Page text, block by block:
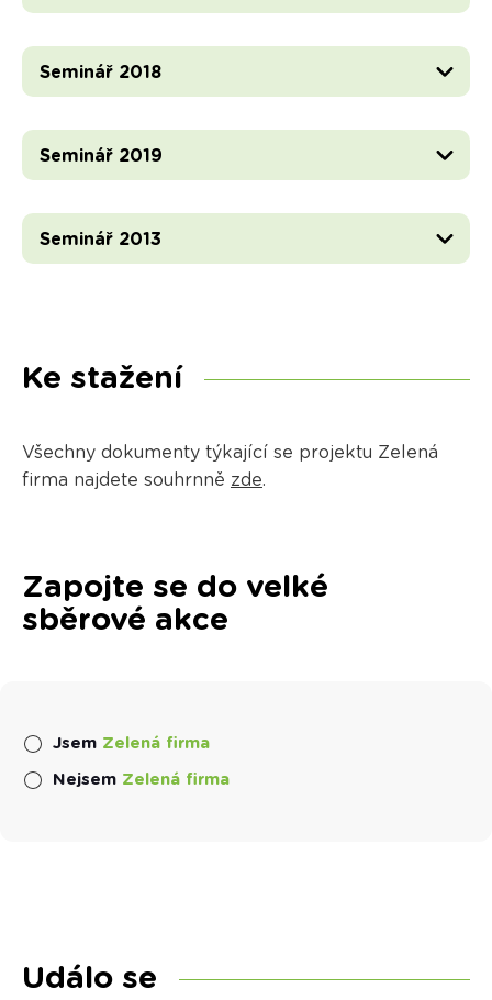
Seminář 2018
Seminář 2019
Seminář 2013
Ke stažení
Všechny dokumenty týkající se projektu Zelená
firma najdete souhrnně zde.
Zapojte se do velké
sběrové akce
Jsem Zelená firma
Nejsem Zelená firma
Událo se